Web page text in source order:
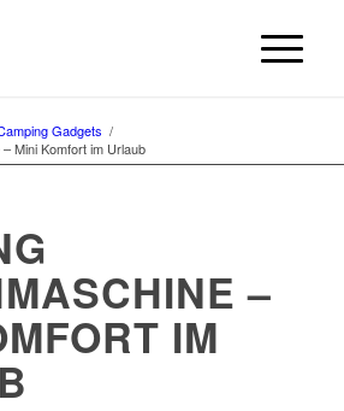
Gadgets /
Mini Komfort im Urlaub
–
IM